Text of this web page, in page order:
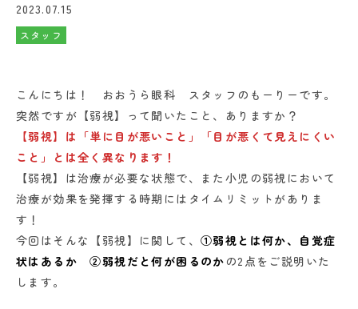
2023.07.15
スタッフ
こんにちは！ おおうら眼科 スタッフのもーりーです。
突然ですが【弱視】って聞いたこと、ありますか？
【弱視】は「単に目が悪いこと」「目が悪くて見えにくい
こと」とは全く異なります！
【弱視】は治療が必要な状態で、また小児の弱視において
治療が効果を発揮する時期にはタイムリミットがありま
す！
今回はそんな【弱視】に関して、 ①弱視とは何か、自覚症
状はあるか ②弱視だと何が困るのかの2点をご説明いた
します。